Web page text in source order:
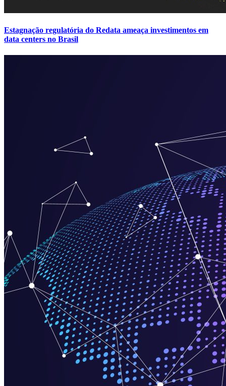
Estagnação regulatória do Redata ameaça investimentos em
data centers no Brasil